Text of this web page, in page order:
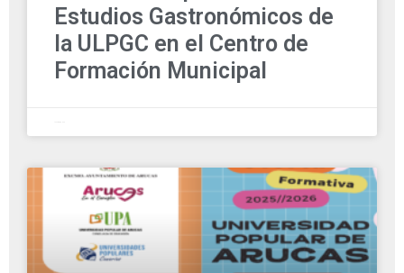
Estudios Gastronómicos de
la ULPGC en el Centro de
Formación Municipal